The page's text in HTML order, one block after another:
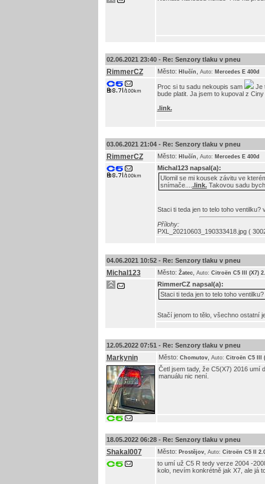
02.06.2021 23:40 - Re: Senzory tlaku v pneu
RimmerCZ Město: Hlučín Auto: Mercedes E 400d
Proc si tu sadu nekoupis sam
Je
bude platit. Ja jsem to kupoval z
.link.
03.06.2021 21:04 - Re: Senzory tlaku v pneu
RimmerCZ Město: Hlučín Auto: Mercedes E 400d
Michal123napsal(a):
Ulomil se mi kousek závitu ve
snímače.... .link.Takovou sadu
Staci ti teda jen to telo toho
Přílohy:
PXL_20210603_190333418.jpg (
04.06.2021 10:52 - Re: Senzory tlaku v pneu
Michal123 Město: Žatec, Auto: Citroën C5 III (X7)
RimmerCZnapsal(a):
Staci ti teda jen to telo toho
Stačí jenom to tělo, všechno ostatní
12.05.2022 07:51 - Re: Senzory tlaku v pneu
Markynin Město: Chomutov, Auto: Citroën C5 III
Četl jsem tady, že C5(X7) 2016 umí
manuálu nic není.
18.05.2022 06:28 - Re: Senzory tlaku v pneu
Shakal007 Město: Prostějov, Auto: Citroën C5 II
to umí už C5 R tedy verze 2004 -
kolo, nevím konkrétně jak X7, ale já